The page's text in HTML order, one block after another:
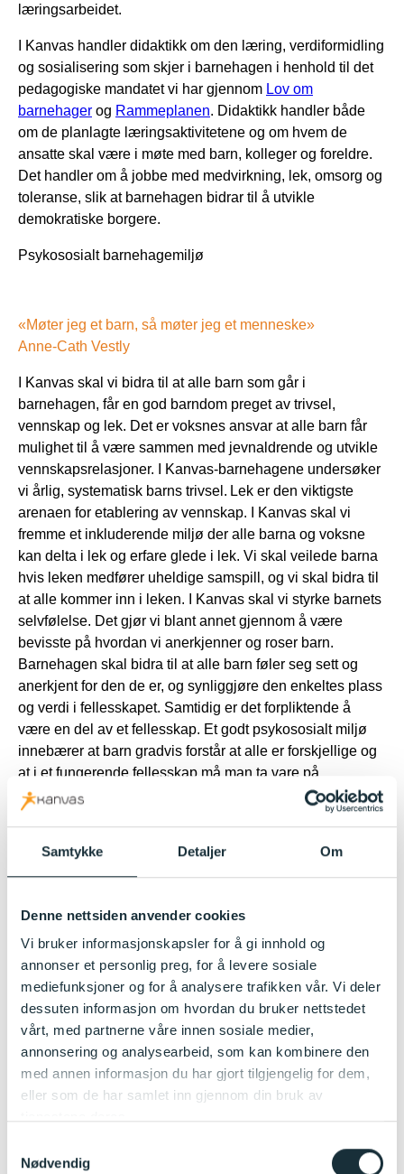
Samtykke Detaljer Om
Denne nettsiden anvender cookies
Vi bruker informasjonskapsler for å gi innhold og
annonser et personlig preg, for å levere sosiale
mediefunksjoner og for å analysere trafikken vår. Vi deler
dessuten informasjon om hvordan du bruker nettstedet
vårt, med partnerne våre innen sosiale medier,
annonsering og analysearbeid, som kan kombinere den
med annen informasjon du har gjort tilgjengelig for dem,
eller som de har samlet inn gjennom din bruk av
Nødvendig
læringsarbeidet.
I Kanvas handler didaktikk om den læring, verdiformidling
og sosialisering som skjer i barnehagen i henhold til det
pedagogiske mandatet vi har gjennom Lov om
barnehager og Rammeplanen. Didaktikk handler både
om de planlagte læringsaktivitetene og om hvem de
ansatte skal være i møte med barn, kolleger og foreldre.
Det handler om å jobbe med medvirkning, lek, omsorg og
toleranse, slik at barnehagen bidrar til å utvikle
demokratiske borgere.
Psykososialt barnehagemiljø
«Møter jeg et barn, så møter jeg et menneske»
Anne-Cath Vestly
I Kanvas skal vi bidra til at alle barn som går i
barnehagen, får en god barndom preget av trivsel,
vennskap og lek. Det er voksnes ansvar at alle barn får
mulighet til å være sammen med jevnaldrende og utvikle
vennskapsrelasjoner. I Kanvas-barnehagene undersøker
vi årlig, systematisk barns trivsel. Lek er den viktigste
arenaen for etablering av vennskap. I Kanvas skal vi
fremme et inkluderende miljø der alle barna og voksne
kan delta i lek og erfare glede i lek. Vi skal veilede barna
hvis leken medfører uheldige samspill, og vi skal bidra til
at alle kommer inn i leken. I Kanvas skal vi styrke barnets
selvfølelse. Det gjør vi blant annet gjennom å være
bevisste på hvordan vi anerkjenner og roser barn.
Barnehagen skal bidra til at alle barn føler seg sett og
anerkjent for den de er, og synliggjøre den enkeltes plass
og verdi i fellesskapet. Samtidig er det forpliktende å
være en del av et fellesskap. Et godt psykososialt miljø
innebærer at barn gradvis forstår at alle er forskjellige og
at i et fungerende fellesskap må man ta vare på
hverandre, ta hensyn og inngå kompromisser.
Kapittel VIII Psykososialt barnehagemiljø
mobbing, vold, diskriminering og trakassering. I dette
barn har et godt og trygt psykososialt barnehagemiljø.
Barnehagen skal arbeide kontinuerlig for å fremme
helsen, trivselen, leken og læringen til barna.
§ 42. Aktivitetsplikten
Formålet med aktivitetsplikten er å bidra til at alle
barnehagebarn opplever at barnehagen er et sted der det
er trygt og godt å være, og et miljø der de opplever
tilhørighet, mestring og trivsel. Ved mistanke om eller
barnehagemiljø, skal barnehagen snarest undersøke